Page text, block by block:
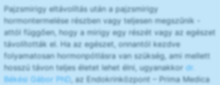
Pajzsmirigy eltávolítás után a pajzsmirigy
hormontermelése részben vagy teljesen megszűnik -
attól függően, hogy a mirigy egy részét vagy az egészet
távolították el. Ha az egészet, onnantól kezdve
folyamatosan hormonpótlásra van szükség, ami mellett
hosszú távon teljes életet lehet élni, ugyanakkor dr.
Békési Gábor PhD
, az Endokrinközpont – Prima Medica